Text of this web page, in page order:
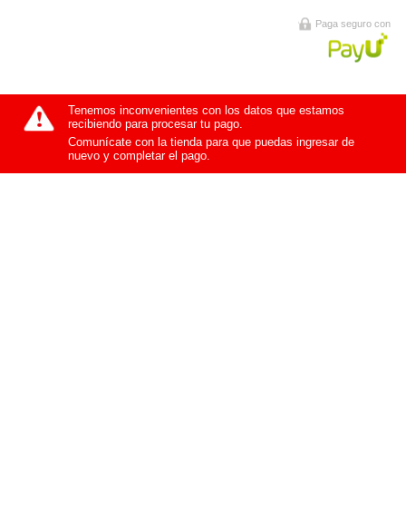
Paga seguro con
Tenemos inconvenientes con los datos que estamos
recibiendo para procesar tu pago.
Comunícate con la tienda para que puedas ingresar de
nuevo y completar el pago.